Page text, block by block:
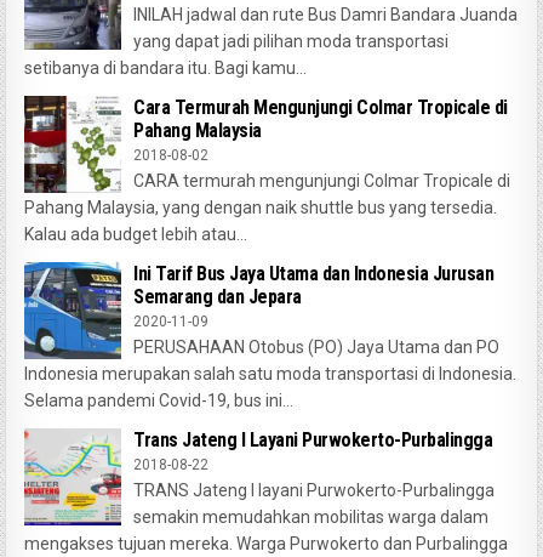
INILAH jadwal dan rute Bus Damri Bandara Juanda
yang dapat jadi pilihan moda transportasi
setibanya di bandara itu. Bagi kamu...
Cara Termurah Mengunjungi Colmar Tropicale di
Pahang Malaysia
2018-08-02
CARA termurah mengunjungi Colmar Tropicale di
Pahang Malaysia, yang dengan naik shuttle bus yang tersedia.
Kalau ada budget lebih atau...
Ini Tarif Bus Jaya Utama dan Indonesia Jurusan
Semarang dan Jepara
2020-11-09
PERUSAHAAN Otobus (PO) Jaya Utama dan PO
Indonesia merupakan salah satu moda transportasi di Indonesia.
Selama pandemi Covid-19, bus ini...
Trans Jateng I Layani Purwokerto-Purbalingga
2018-08-22
TRANS Jateng I layani Purwokerto-Purbalingga
semakin memudahkan mobilitas warga dalam
mengakses tujuan mereka. Warga Purwokerto dan Purbalingga